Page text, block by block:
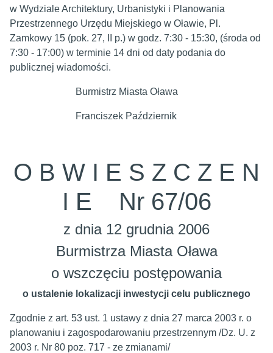
w Wydziale Architektury, Urbanistyki i Planowania
Przestrzennego Urzędu Miejskiego w Oławie, Pl.
Zamkowy 15 (pok. 27, II p.) w godz. 7:30 - 15:30, (środa od
7:30 - 17:00) w terminie 14 dni od daty podania do
publicznej wiadomości.
Burmistrz Miasta Oława
Franciszek Październik
O B W I E S Z C Z E N
I E Nr 67/06
z dnia 12 grudnia 2006
Burmistrza Miasta Oława
o wszczęciu postępowania
o ustalenie lokalizacji inwestycji celu publicznego
Zgodnie z art. 53 ust. 1 ustawy z dnia 27 marca 2003 r. o
planowaniu i zagospodarowaniu przestrzennym /Dz. U. z
2003 r. Nr 80 poz. 717 - ze zmianami/